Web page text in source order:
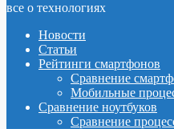
все о технологиях
Новости
Статьи
Рейтинги смартфонов
Сравнение
Мобильные
Сравнение ноутбуков
Сравнение